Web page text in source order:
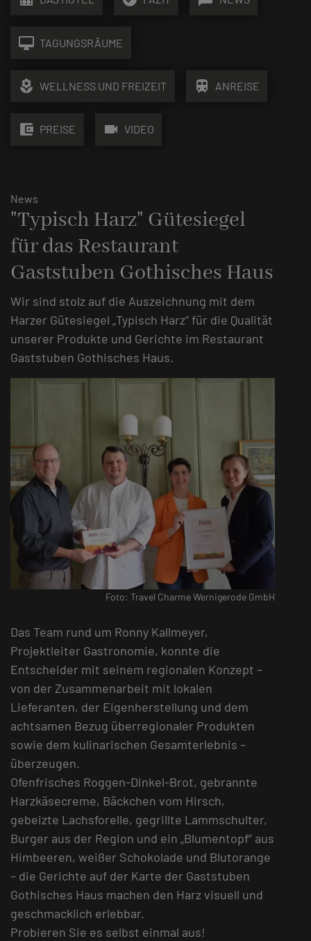
desktop_mac TAGUNGSRÄUME
local_florist WELLNESS UND FREIZEIT train ANREISE
account_balance_wallet PREISE videocam VIDEO
News
"Typisch Harz" Gütesiegel
für das Restaurant
Gaststuben Gothisches Haus
Wir sind stolz auf die Auszeichnung mit dem
Harzer Gütesiegel „Typisch Harz“ für die Qualität
unserer Produkte und Gerichte im Restaurant
Gaststuben Gothisches Haus.
Foto: Travel Charme Wernigerode GmbH
Das Team rund um Ronny Kallmeyer,
Projektleiter Gastronomie, konnte die
Entscheider mit seinem regionalen Konzept –
von der Zusammenarbeit mit lokalen
Lieferanten, der Eigenherstellung und dem
achtsamen Bezug überregionaler Produkten
sowie dem kulinarischen Gesamterlebnis –
überzeugen.
Ofenfrisches Roggen-Dinkel-Brot, gebrannte
Harzkäsecreme, Bäckchen vom Hirsch,
gebeizte Lachsforelle, gegrillte Lammschulter,
Burger aus der Region und ein „Blumentopf“ aus
Himbeeren, weißer Schokolade und Blutorange
– die Gerichte auf der Karte der Gaststuben
Gothisches Haus machen den Harz visuell und
geschmacklich erlebbar.
Probieren Sie es selbst einmal aus!